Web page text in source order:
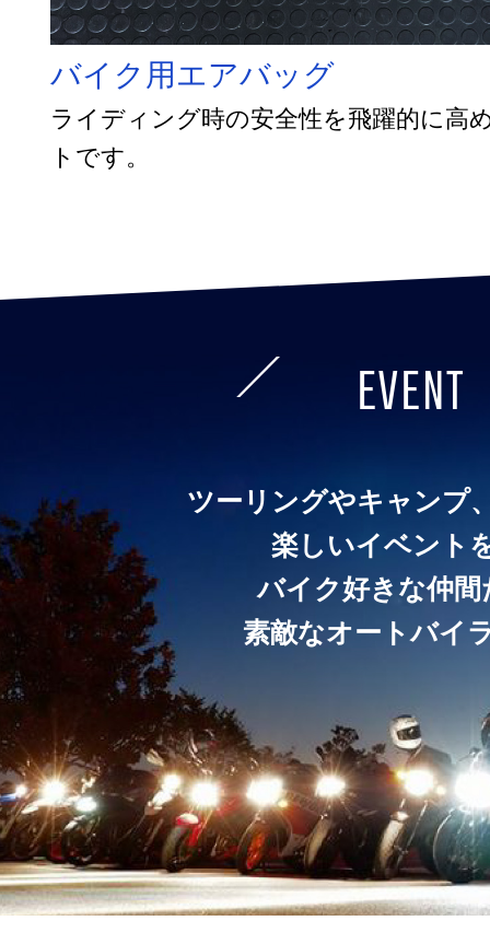
バイク用エアバッグ
ライディング時の安全性を飛躍的に高
トです。
EVENT
ツーリングやキャンプ
楽しいイベント
バイク好きな仲間
素敵なオートバイ